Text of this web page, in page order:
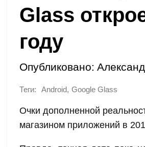
Glass
году
Опубликовано:
Теги: Android, Google Glass
Очки дополненной
магазином приложений в